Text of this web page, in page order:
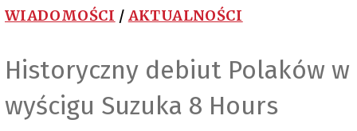
WIADOMOŚCI / AKTUALNOŚCI
Historyczny debiut Polaków w
wyścigu Suzuka 8 Hours